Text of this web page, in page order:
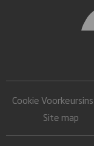
Cookie
Site map